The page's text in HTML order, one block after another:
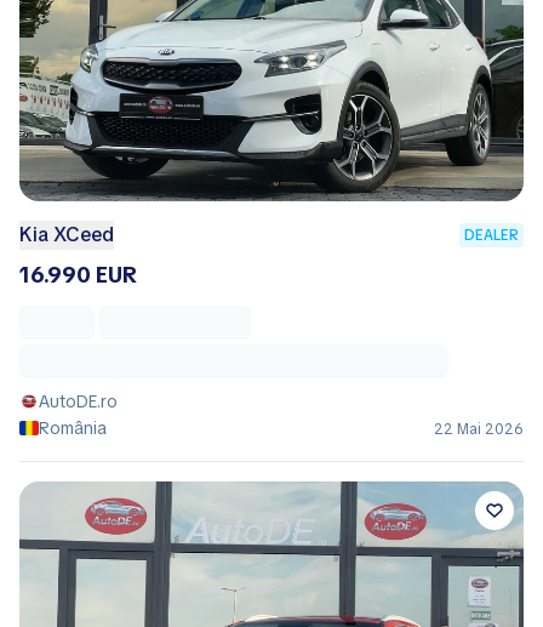
Kia XCeed DEALER
16.990 EUR
AutoDE.ro
România
22 Mai 2026